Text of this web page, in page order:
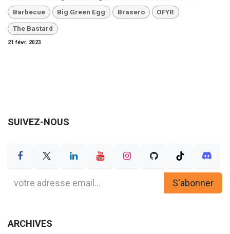
Barbecue Big Green Egg Brasero OFYR
The Bastard
21 févr. 2023
SUIVEZ-NOUS
S'abonner
ARCHIVES